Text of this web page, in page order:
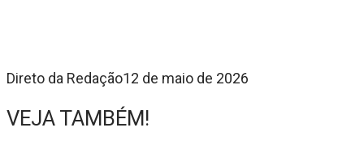
Direto da Redação12 de maio de 2026
VEJA TAMBÉM!